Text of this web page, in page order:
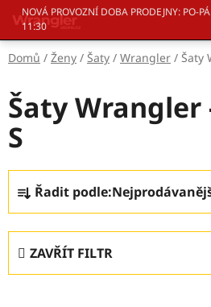
Přejít
obsah
NOVÁ PROVOZNÍ DOBA PRODEJNY: PO-
11:30
Domů / Ženy / Šaty / Wrangler / Šaty
Šaty
S
Ř
a
z
n
Řadit podle:
ZAVŘÍT FILTR